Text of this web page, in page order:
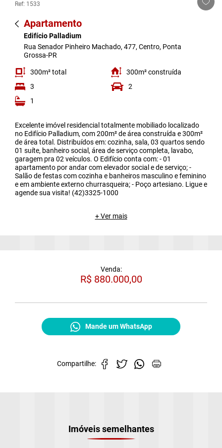
Ref: 1533
Apartamento
Edifício Palladium
Rua Senador Pinheiro Machado, 477, Centro, Ponta
Grossa-PR
300m² total
300m² construída
3
2
1
Excelente imóvel residencial totalmente mobiliado localizado
no Edifício Palladium, com 200m² de área construída e 300m²
de área total. Distribuídos em: cozinha, sala, 03 quartos sendo
01 suíte, banheiro social, área de serviço completa, lavabo,
garagem pra 02 veículos. O Edifício conta com: - 01
apartamento por andar com elevador social e de serviço; -
Salão de festas com cozinha e banheiros masculino e feminino
e em ambiente externo churrasqueira; - Poço artesiano. Ligue e
agende sua visita! (42)3325-1000
+ Ver mais
Venda:
R$ 880.000,00
Mande um WhatsApp
Compartilhe:
Imóveis semelhantes
Cadastre-se para salvar seus imóveis